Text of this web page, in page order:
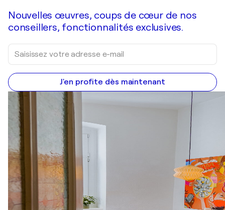
Nouvelles œuvres, coups de cœur de nos
conseillers, fonctionnalités exclusives.
J'en profite dès maintenant